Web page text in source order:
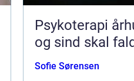
Psykoterapi århus når
og sind skal
Sofie Sørensen